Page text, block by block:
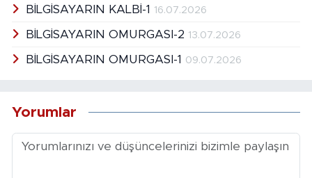
BİLGİSAYARIN KALBİ-1 16.07.2026
BİLGİSAYARIN OMURGASI-2 13.07.2026
BİLGİSAYARIN OMURGASI-1 09.07.2026
Yorumlar